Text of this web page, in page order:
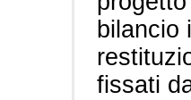
bilancio
fissati